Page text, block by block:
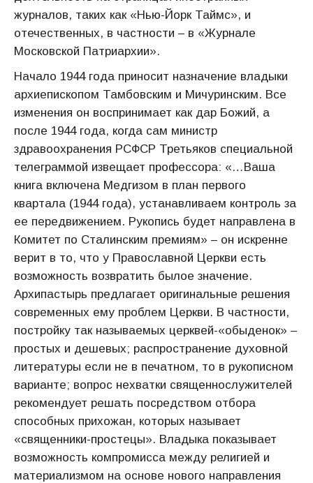
журналов, таких как «Нью-Йорк Таймс», и
отечественных, в частности – в «Журнале
Московской Патриархии».
Начало 1944 года приносит назначение владыки
архиепископом Тамбовским и Мичуринским. Все
изменения он воспринимает как дар Божий, а
после 1944 года, когда сам министр
здравоохранения РСФСР Третьяков специальной
телеграммой извещает профессора: «…Ваша
книга включена Медгизом в план первого
квартала (1944 года), устанавливаем контроль за
ее передвижением. Рукопись будет направлена в
Комитет по Сталинским премиям» – он искренне
верит в то, что у Православной Церкви есть
возможность возвратить былое значение.
Архипастырь предлагает оригинальные решения
современных ему проблем Церкви. В частности,
постройку так называемых церквей-«обыденок» –
простых и дешевых; распространение духовной
литературы если не в печатном, то в рукописном
варианте; вопрос нехватки священнослужителей
рекомендует решать посредством отбора
способных прихожан, которых называет
«священники-простецы». Владыка показывает
возможность компромисса между религией и
материализмом на основе нового направления